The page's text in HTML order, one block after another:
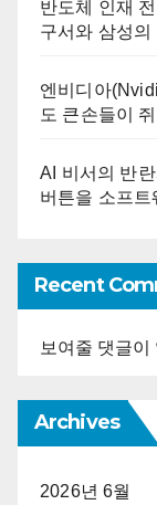
반도체 인재
구서와 삼성의
엔비디아
도 큰손들이
AI 비서의 반
버튼을 소프
Recent
보여줄 댓글이
Archives
2026년 6월